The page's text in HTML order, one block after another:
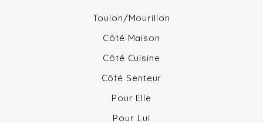
Toulon/Mourillon
Côté Maison
Côté Cuisine
Côté Senteur
Pour Elle
Pour Lui